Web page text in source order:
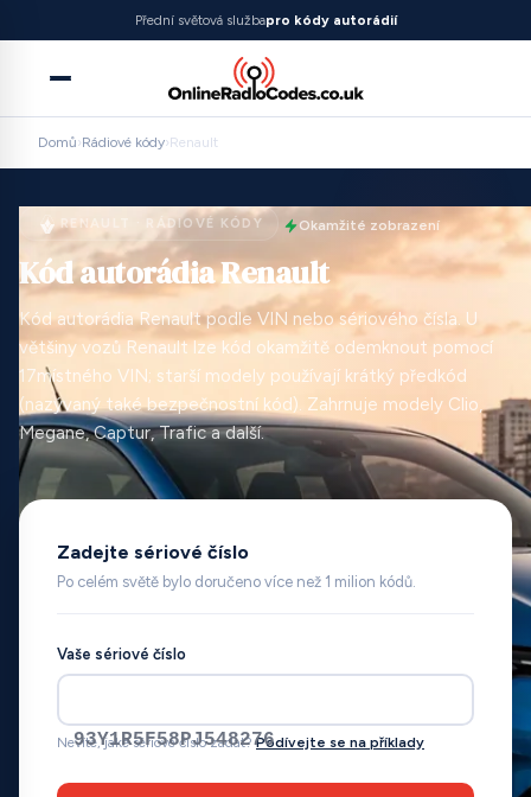
Přední světová službapro kódy autorádií
Domů›Rádiové kódy›Renault
RENAULT · RÁDIOVÉ KÓDY Okamžité zobrazení
Kód autorádia Renault
Kód autorádia Renault podle VIN nebo sériového čísla. U
většiny vozů Renault lze kód okamžitě odemknout pomocí
17místného VIN; starší modely používají krátký předkód
(nazývaný také bezpečnostní kód). Zahrnuje modely Clio,
Megane, Captur, Trafic a další.
Zadejte sériové číslo
Po celém světě bylo doručeno více než 1 milion kódů.
Vaše sériové číslo
93Y1R5F58PJ548276
Nevíte, jaké sériové číslo zadat?Podívejte se na příklady